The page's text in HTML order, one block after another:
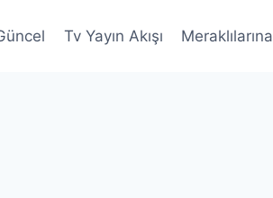
Tv Yayın Akışı Meraklılarına